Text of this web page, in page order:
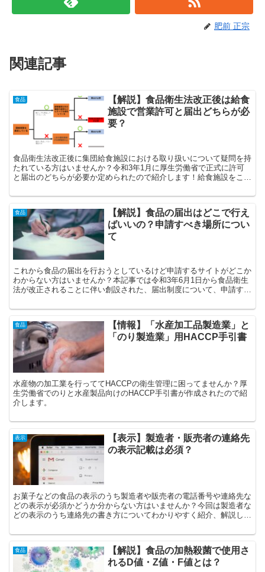
肥前 正宗
関連記事
食品
【解説】食品衛生法改正後は給食
施設で営業許可と届出どちらが必
要？
食品衛生法改正後に集団給食施設における取り扱いについて疑問を持
たれている方はいませんか？令和3年1月に厚生労働省で正式に許可
と届出のどちらが必要か定められたので紹介します！給食施設をこれ
食品
【解説】食品の届出はどこで行え
ばいいの？申請すべき場所につい
て
これから食品の届出を行おうとしているけど申請するサイトがどこか
わからない方はいませんか？本記事では令和3年6月1日から食品衛生
法が改正されることに伴い創設された、届出制度について、申請する
を紹介します。
食品
【情報】「水産加工品製造業」と
「のり製造業」用HACCP手引書
水産物の加工業を行っててHACCPの衛生管理に困ってませんか？厚
生労働省でのりと水産製品向けのHACCP手引書が作成されたので紹
介します。
表示
【表示】製造者・販売者の連絡先
の表示記載は必須？
お菓子などの食品の表示のうち製造者や販売者の電話番号や連絡先な
どの表示が必須かどうか分からない方はいませんか？今回は製造者な
どの表示のうち連絡先の書き方についてわかりやすく紹介、解説して
食品
【解説】食品の加熱殺菌で使用さ
れるD値・Z値・F値とは？